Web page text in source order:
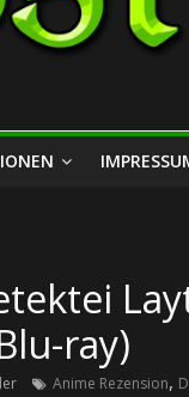
ray)
Anime Rezension,